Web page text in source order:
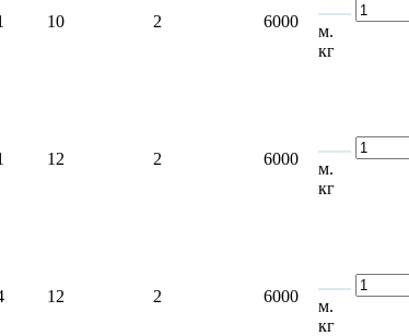
10 2 6000
м.
кг
12 2 6000
м.
кг
12 2 6000
м.
кг